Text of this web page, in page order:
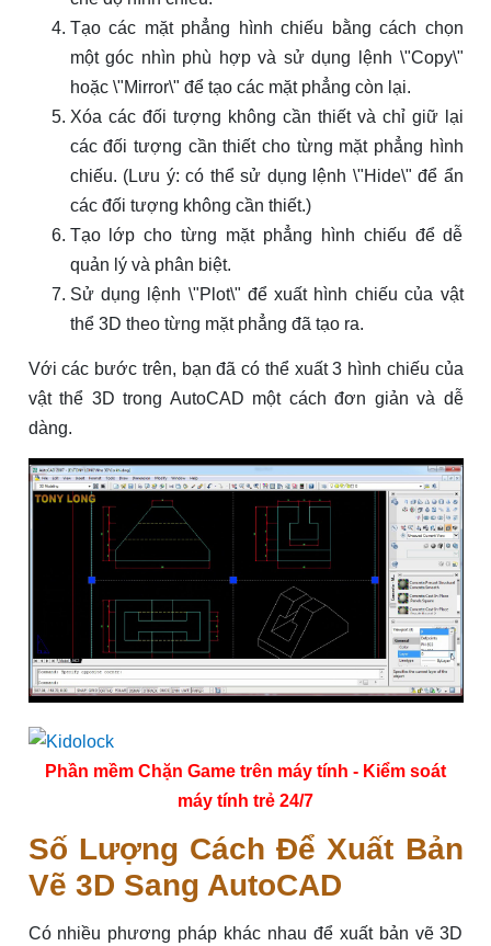
Tạo các mặt phẳng hình chiếu bằng cách chọn
một góc nhìn phù hợp và sử dụng lệnh \"Copy\"
hoặc \"Mirror\" để tạo các mặt phẳng còn lại.
Xóa các đối tượng không cần thiết và chỉ giữ lại
các đối tượng cần thiết cho từng mặt phẳng hình
chiếu. (Lưu ý: có thể sử dụng lệnh \"Hide\" để ẩn
các đối tượng không cần thiết.)
Tạo lớp cho từng mặt phẳng hình chiếu để dễ
quản lý và phân biệt.
Sử dụng lệnh \"Plot\" để xuất hình chiếu của vật
thể 3D theo từng mặt phẳng đã tạo ra.
Với các bước trên, bạn đã có thể xuất 3 hình chiếu của
vật thể 3D trong AutoCAD một cách đơn giản và dễ
dàng.
Phần mềm Chặn Game trên máy tính - Kiểm soát
máy tính trẻ 24/7
Số Lượng Cách Để Xuất Bản
Vẽ 3D Sang AutoCAD
Có nhiều phương pháp khác nhau để xuất bản vẽ 3D